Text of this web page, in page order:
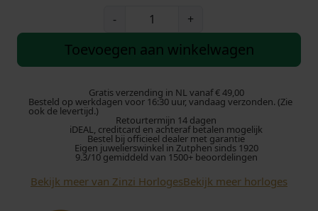
-
n
h
o
l
o
e
+
Toevoegen aan winkelwagen
Gratis verzending in NL vanaf € 49,00
Besteld op werkdagen voor 16:30 uur, vandaag verzonden. (Zie
ook de levertijd.)
Retourtermijn 14 dagen
iDEAL, creditcard en achteraf betalen mogelijk
Bestel bij officieel dealer met garantie
Eigen juwelierswinkel in Zutphen sinds 1920
9.3/10 gemiddeld van 1500+ beoordelingen
Bekijk meer van Zinzi HorlogesBekijk meer horloges